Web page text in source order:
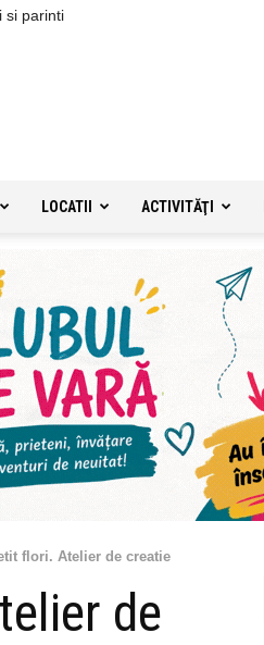
si parinti
LOCATII ACTIVITĂŢI
flori. Atelier de creatie
de